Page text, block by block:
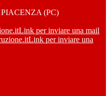
PIACENZA (PC)
Link per inviare una mail
Link per inviare una